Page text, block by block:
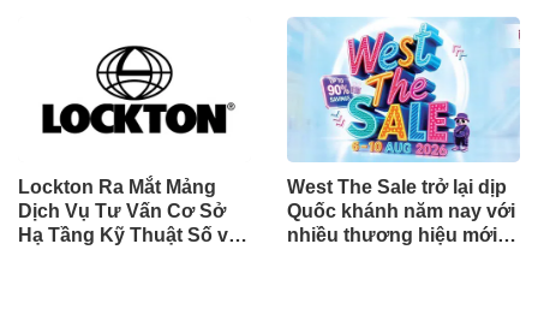
qua Nghiên cứu lâm
sàng một triệu ca toàn
cầu (GMCS)
Lockton Ra Mắt Mảng
Dịch Vụ Tư Vấn Cơ Sở
Hạ Tầng Kỹ Thuật Số và
West The Sale trở lại dịp
Quốc khánh năm nay với
nhiều thương hiệu mới,